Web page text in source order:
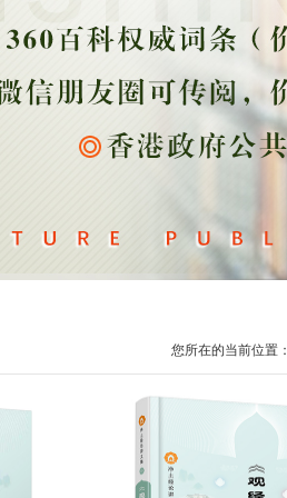
您所在的当前位置：